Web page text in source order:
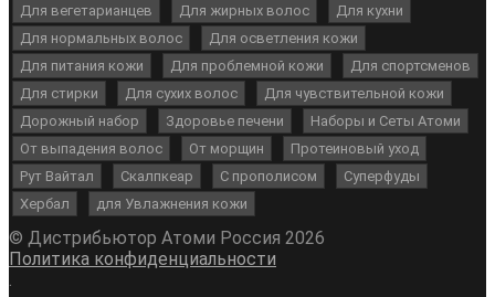
Для вегетарианцев
Для жирных волос
Для кухни
Для нормальных волос
Для осветления кожи
Для питания кожи
Для проблемной кожи
Для спортсменов
Для стирки
Для сухих волос
Для чувствительной кожи
Дорожный набор
Здоровье печени
Наборы и Сеты Атоми
От выпадения волос
От морщин
Протеиновый уход
Рут Вайтал
Скалпкеар С прополисом
Суперфуды
Хербал
для Увлажнения кожи
© Дистрибьютор Атоми Россия 2026
Политика конфиденциальности
.